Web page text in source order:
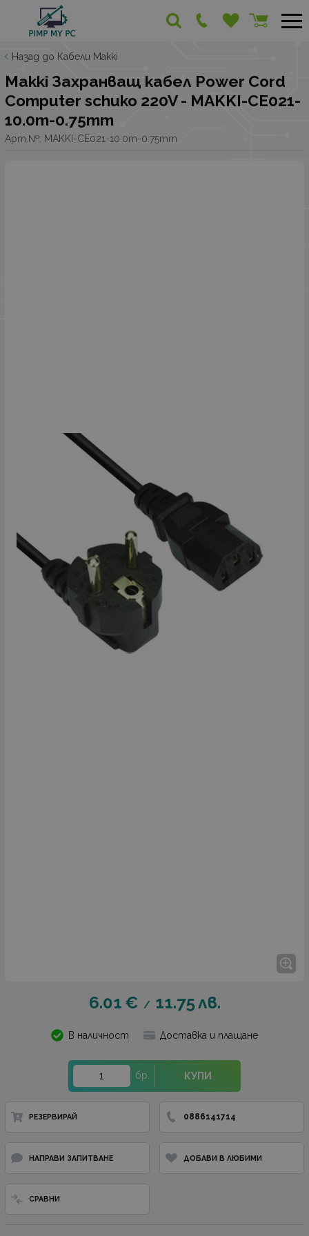
Назад до Кабели Makki
Makki Захранващ кабел Power Cord
Computer schuko 220V - MAKKI-CE021-
10.0m-0.75mm
Арт.№: MAKKI-CE021-10.0m-0.75mm
6.01 € / 11.75лв.
В наличност Доставка и плащане
бр. КУПИ
РЕЗЕРВИРАЙ 0886141714
НАПРАВИ ЗАПИТВАНЕ ДОБАВИ В ЛЮБИМИ
СРАВНИ